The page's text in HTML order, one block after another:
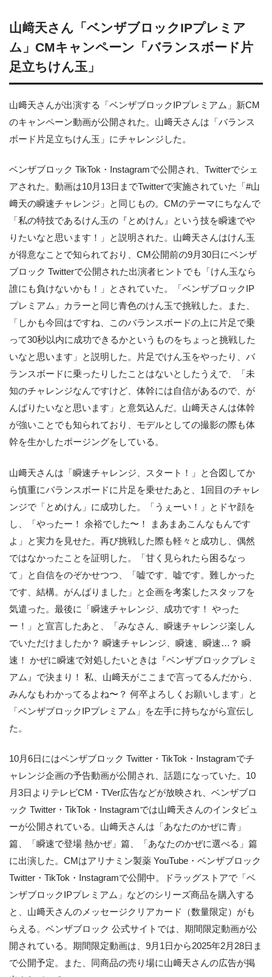
山﨑天さん「ベンザブロックIPプレミア
ム」CMキャンペーン「バランスボード片
足立ちけん玉」
山﨑天さんが出演する「ベンザブロックIPプレミアム」新CM
のキャンペーン動画が公開された。山﨑天さんは「バランス
ボード片足立ちけん玉」にチャレンジした。
ベンザブロック TikTok・Instagramで公開され、Twitterでシェ
アされた。動画は10月13日までTwitterで実施されていた「#山
﨑天の瞬速チャレンジ」と同じもの。CMのテーマにちなんで
「私の特技であるけん玉の『とめけん』という技を瞬速でや
りたいなと思います！」と説明された。山﨑天さんはけん玉
が得意なことで知られており、CM公開前の9月30日にベンザ
ブロック Twitterで公開された出演者ヒントでも「けん玉なら
誰にも負けないかも！」とされていた。「ベンザブロックIP
プレミアム」カラーと同じ青色のけん玉で挑戦した。また、
「しかも今回はですね、このバランスボードの上に片足で乗
って30秒以内に成功できるかというものをちょっと挑戦した
いなと思います」と説明した。片足でけん玉をやったり、バ
ランスボードに乗ったりしたことはないとしたうえで、「未
知のチャレンジなんですけど、体幹には自信があるので、が
んばりたいなと思います」と意気込んだ。山﨑天さんは体幹
が強いことでも知られており、モデルとしての撮影の際も体
幹を生かしたポージングをしている。
山﨑天さんは「瞬速チャレンジ、スタート！」と合図してか
ら慎重にバランスボードに片足を乗せたあと、1回目のチャレ
ンジで「とめけん」に成功した。「うぇーい！」とドヤ顔を
し、「やったー！ 余裕でした〜！ まあまあこんなもんです
よ」と実力を見せた。再び挑戦した際も軽々と成功し、偶然
ではなかったことを証明した。「甘く見られたら困るなっ
て」と自信をのぞかせつつ、「嘘です、嘘です。難しかった
です、結構。がんばりました」と企画を考案したスタッフを
気遣った。最後に「瞬速チャレンジ、成功です！ やった
ー！」と宣言したあと、「みなさん、瞬速チャレンジ楽しん
でいただけましたか？ 瞬速チャレンジ、瞬速、瞬速…？ 瞬
速！ かぜに瞬速で対処したいときは『ベンザブロックプレミ
アム』で決まり！ 私、山﨑天がここまで言ってるんだから、
みんなもわかってるよね〜？ 何卒よろしくお願いします」と
「ベンザブロックIPプレミアム」を左手に持ちながら宣伝し
た。
10月6日にはベンザブロック Twitter・TikTok・Instagramでチ
ャレンジ企画の予告動画が公開され、話題になっていた。10
月3日よりテレビCM・TVer広告などが放映され、ベンザブロ
ック Twitter・TikTok・Instagramでは山﨑天さんのインタビュ
ーが公開されている。山﨑天さんは「あなたのかぜに青」
篇、「瞬速で登場 熱かぜ」篇、「あなたのかぜに選べる」篇
に出演した。CMはアリナミン製薬 YouTube・ベンザブロック
Twitter・TikTok・Instagramで公開中。ドラッグストアで「ベ
ンザブロックIPプレミアム」などのシリーズ商品を購入する
と、山﨑天さんのメッセージクリアカード（数量限定）がも
らえる。ベンザブロック 公式サイトでは、期間限定動画が公
開されている。期間限定動画は、9月1日から2025年2月28日ま
で公開予定。また、同商品の売り場に山﨑天さんの広告が掲